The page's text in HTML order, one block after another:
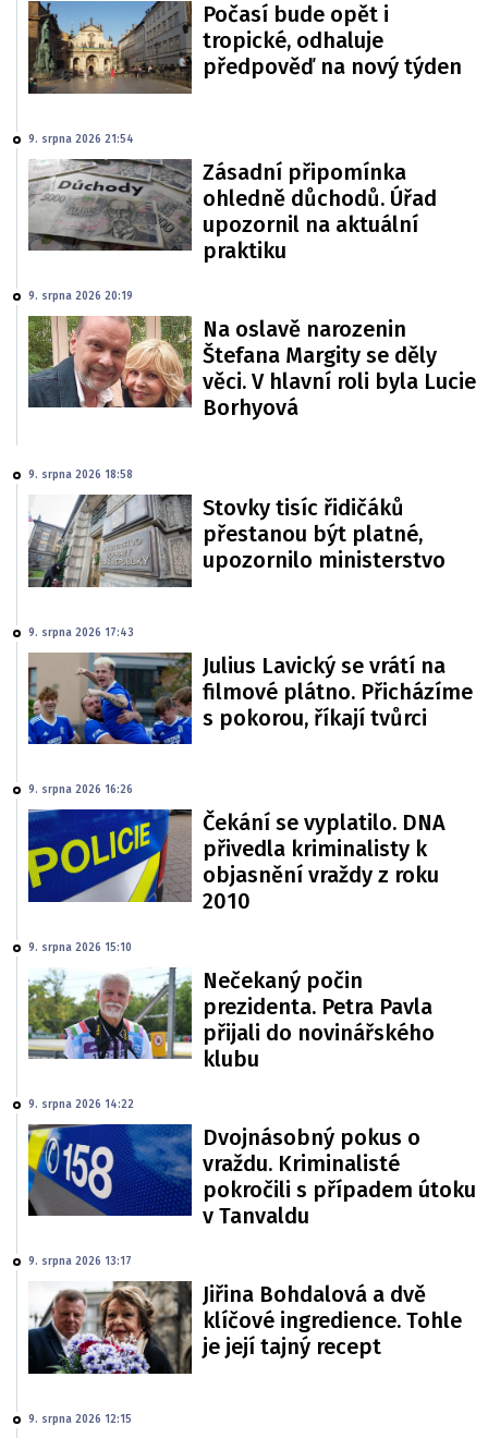
Počasí bude opět i
tropické, odhaluje
předpověď na nový týden
9. srpna 2026 21:54
Zásadní připomínka
ohledně důchodů. Úřad
upozornil na aktuální
praktiku
9. srpna 2026 20:19
Na oslavě narozenin
Štefana Margity se děly
věci. V hlavní roli byla Lucie
Borhyová
9. srpna 2026 18:58
Stovky tisíc řidičáků
přestanou být platné,
upozornilo ministerstvo
9. srpna 2026 17:43
Julius Lavický se vrátí na
filmové plátno. Přicházíme
s pokorou, říkají tvůrci
9. srpna 2026 16:26
Čekání se vyplatilo. DNA
přivedla kriminalisty k
objasnění vraždy z roku
2010
9. srpna 2026 15:10
Nečekaný počin
prezidenta. Petra Pavla
přijali do novinářského
klubu
9. srpna 2026 14:22
Dvojnásobný pokus o
vraždu. Kriminalisté
pokročili s případem útoku
v Tanvaldu
9. srpna 2026 13:17
Jiřina Bohdalová a dvě
klíčové ingredience. Tohle
je její tajný recept
9. srpna 2026 12:15